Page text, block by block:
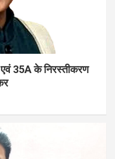
35A के निरस्तीकरण